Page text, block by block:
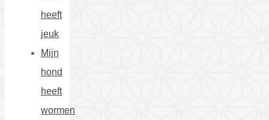
heeft
jeuk
Mijn
hond
heeft
wormen